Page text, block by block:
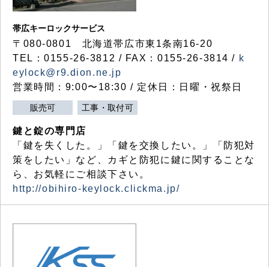
帯広キーロックサービス
〒080-0801 北海道帯広市東1条南16-20
TEL：0155-26-3812 / FAX：0155-26-3814 / k
eylock@r9.dion.ne.jp
営業時間：9:00〜18:30 / 定休日：日曜・祝祭日
販売可 工事・取付可
鍵と錠の専門店
「鍵を失くした。」「鍵を交換したい。」「防犯対
策をしたい」など、カギと防犯に鍵に関することな
ら、お気軽にご相談下さい。
http://obihiro-keylock.clickma.jp/